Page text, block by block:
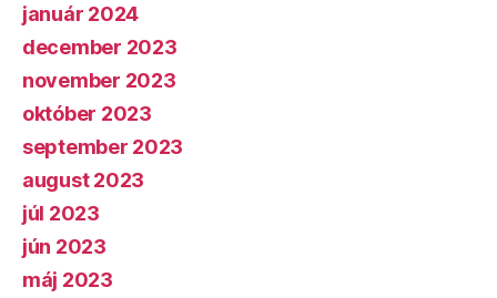
január 2024
december 2023
november 2023
október 2023
september 2023
august 2023
júl 2023
jún 2023
máj 2023